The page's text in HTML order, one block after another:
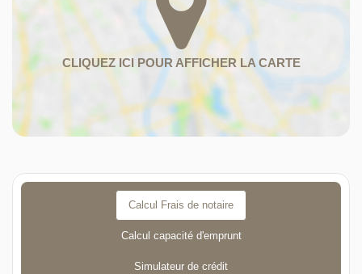
Calcul Frais de notaire
Calcul capacité d'emprunt
Simulateur de crédit